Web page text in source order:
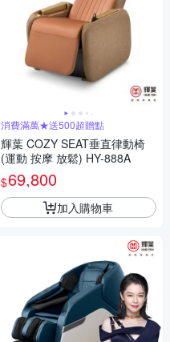
消費滿萬★送500超贈點
輝葉 COZY SEAT垂直律動椅
(運動 按摩 放鬆) HY-888A
$69,800
加入購物車